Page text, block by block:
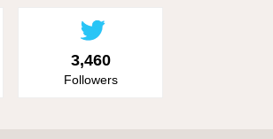
3,460
Followers